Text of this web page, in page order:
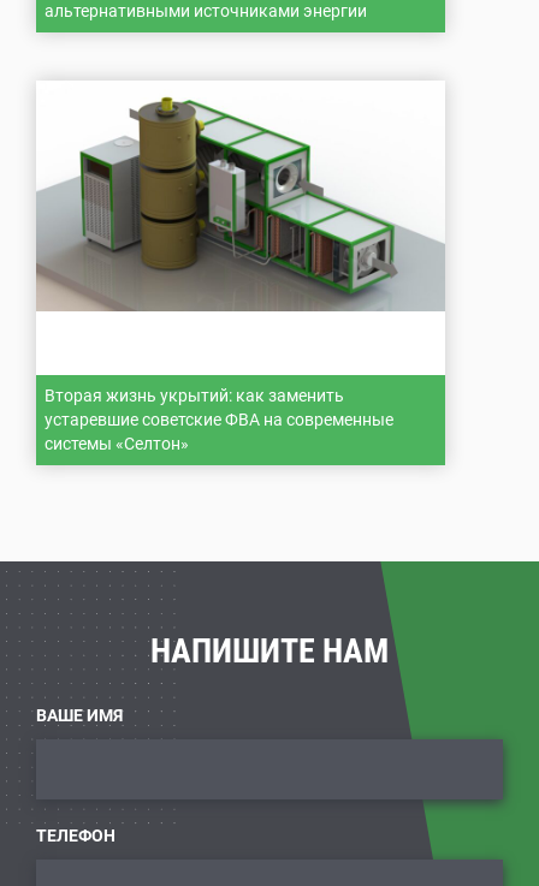
альтернативными источниками энергии
Вторая жизнь укрытий: как заменить
устаревшие советские ФВА на современные
системы «Селтон»
НАПИШИТЕ НАМ
ВАШЕ ИМЯ
ТЕЛЕФОН